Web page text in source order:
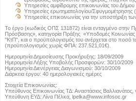
Υπηρεσίες αμφίδρομης επικοινωνίας του Δήμου
Υπηρεσίες ερωτηματολογίου/Σφυγμομέτρησης
Υπηρεσίες επικοινωνίας για την υποστήριξη
Το έργο (κωδικός ΟΠΣ 131872) είναι ενταγμένο στην
Πρόσβασης», κατηγορία Πράξης «Υποδομές
"ΚτΠ", και ο προϋπολογισμός του ανέρχεται στο
(προϋπολογισμός χωρίς ΦΠΑ: 237.521,01€).
Ημερομηνία Δημοσίευσης Προκήρυξης: 18/09/2009
Ημερομηνία Λήξης Υποβολής Προσφορών: 30/10/2009
Ημερομηνία Διενέργειας Διαγωνισμού: 30/10/2009
Διάρκεια έργου: 40 ημερολογιακές ημέρες
Στοιχεία Επικοινωνίας:
Υπεύθυνος Επικοινωνίας ΤΔ: Αναστάσιος Βαλλιανάτος,
Υπεύθυνη ΕΥΔ: Λίνα Πέλκα, lpelka@www.infosoc.gr